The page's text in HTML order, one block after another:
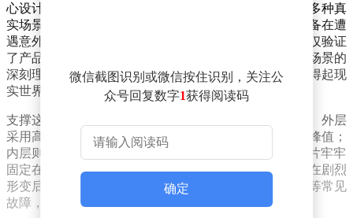
心设计指标。通过模拟水泥地、瓷砖、木板、大理石等多种真
实场景，进行多角度、多姿态的反复跌落测试，确保设备在遭
遇意外时仍能保持完整功能。这种严苛的测试标准，不仅验证
了产品的物理防护能力，更体现了三星对用户实际使用场景的
深刻理解——数据安全不应局限于实验室环境，而应经得起现
实世界的考验。
支撑这一防护性能的，是三星独创的双重物理防护结构。外层
采用高弹性缓冲橡胶，通过柔性吸能设计有效钝化冲击峰值；
内层则配备精密压铸铝合金骨架，将PCB板与NAND芯片牢牢
固定在应力中性区。这种刚柔并济的设计理念，使设备在剧烈
形变后仍能保持电气连通，避免了螺丝松动、焊点断裂等常见
故障，从底层逻辑上解决了移动存储设备的耐用性问题。
微信截图识别或微信按住识别，关注公
众号回复数字1获得阅读码
确定